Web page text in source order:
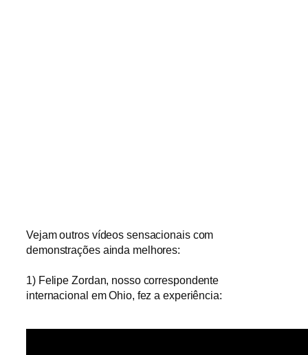
Vejam outros vídeos sensacionais com
demonstrações ainda melhores:
1) Felipe Zordan, nosso correspondente
internacional em Ohio, fez a experiência: